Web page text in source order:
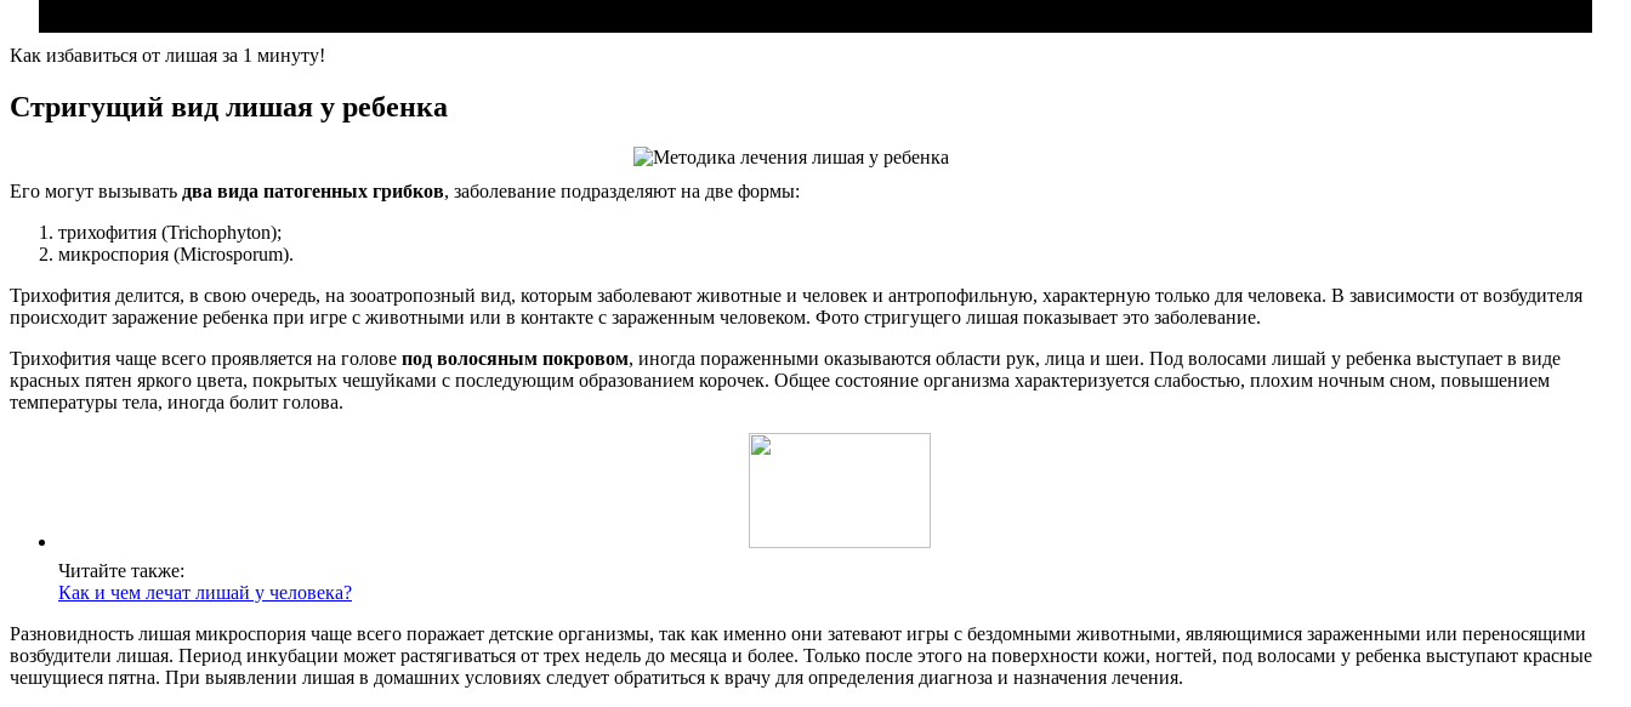
Как избавиться от лишая за 1 минуту!
Стригущий вид лишая у ребенка
Его могут вызывать два вида патогенных грибков, заболевание подразделяют на две формы:
трихофития (Trichophyton);
микроспория (Microsporum).
Трихофития делится, в свою очередь, на зооатропозный вид, которым заболевают животные и человек и антропофильную, характерную только для человека. В зависимости от возбудителя
происходит заражение ребенка при игре с животными или в контакте с зараженным человеком. Фото стригущего лишая показывает это заболевание.
Трихофития чаще всего проявляется на голове под волосяным покровом, иногда пораженными оказываются области рук, лица и шеи. Под волосами лишай у ребенка выступает в виде
красных пятен яркого цвета, покрытых чешуйками с последующим образованием корочек. Общее состояние организма характеризуется слабостью, плохим ночным сном, повышением
температуры тела, иногда болит голова.
Читайте также:
Как и чем лечат лишай у человека?
Разновидность лишая микроспория чаще всего поражает детские организмы, так как именно они затевают игры с бездомными животными, являющимися зараженными или переносящими
возбудители лишая. Период инкубации может растягиваться от трех недель до месяца и более. Только после этого на поверхности кожи, ногтей, под волосами у ребенка выступают красные
чешущиеся пятна. При выявлении лишая в домашних условиях следует обратиться к врачу для определения диагноза и назначения лечения.